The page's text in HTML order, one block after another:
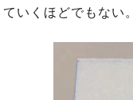
ていくほどでもない。